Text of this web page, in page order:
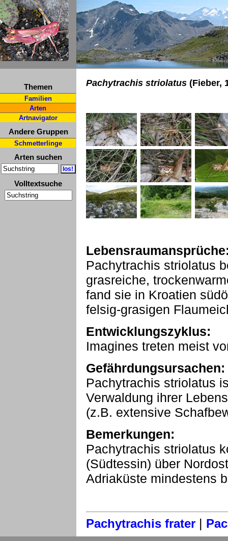
Themen
Familien
Arten
Artnavigator
Andere Gruppen
Schmetterlinge
Arten suchen
Volltextsuche
Pachytrachis striolatus (Fieber,
Pachytrachis striolatus
grasreiche,
fand sie in Kroatien
felsig-grasigen
Entwicklungszyklus:
Imagines treten meist
Gefährdungsursachen:
Pachytrachis striolatus
Verwaldung ihrer
(z.B. extensive
Bemerkungen:
Pachytrachis striolatus
(Südtessin) über
Adriaküste mindestens
Pachytrachis frater |